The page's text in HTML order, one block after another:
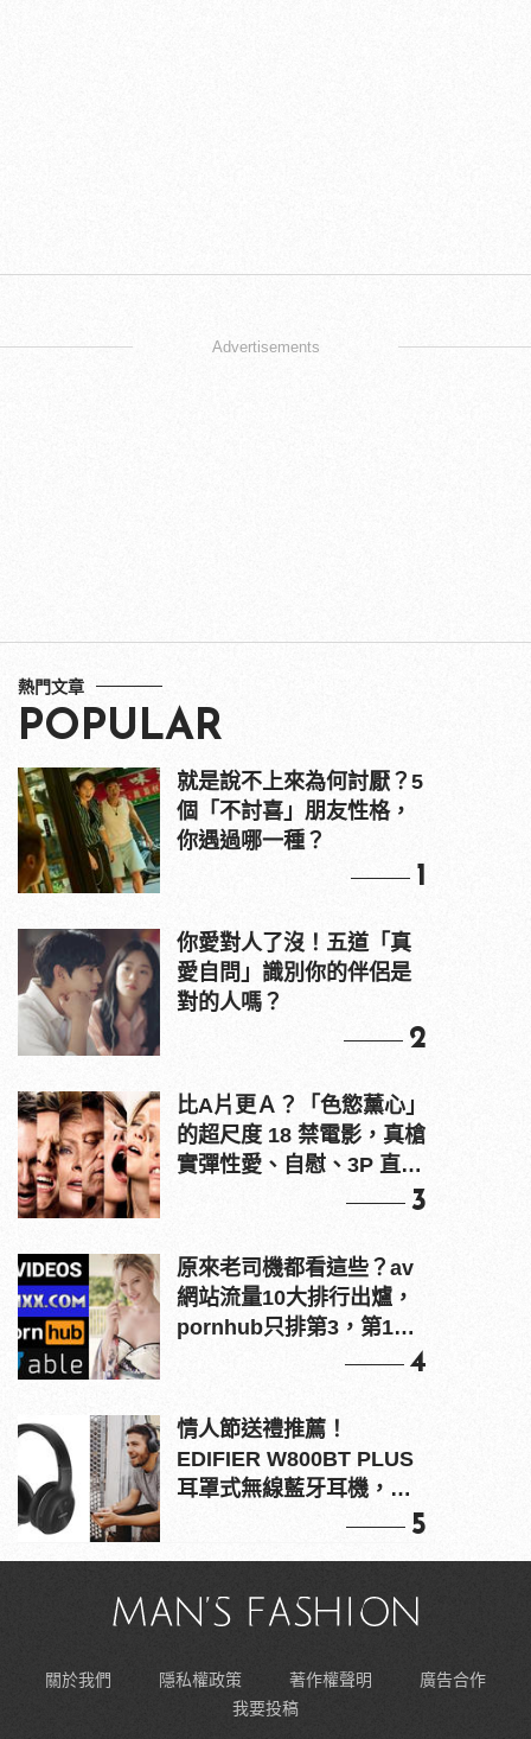
Advertisements
熱門文章
POPULAR
就是說不上來為何討厭？5
個「不討喜」朋友性格，
你遇過哪一種？
1
你愛對人了沒！五道「真
愛自問」識別你的伴侶是
對的人嗎？
2
比A片更Ａ？「色慾薰心」
的超尺度 18 禁電影，真槍
實彈性愛、自慰、3P 直接
3
原來老司機都看這些？av
網站流量10大排行出爐，
pornhub只排第3，第1名
4
情人節送禮推薦！
EDIFIER W800BT PLUS
耳罩式無線藍牙耳機，在
5
關於我們 隱私權政策 著作權聲明
廣告合作
我要投稿